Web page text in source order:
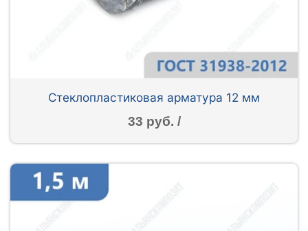
Стеклопластиковая арматура 12 мм
33 руб. /